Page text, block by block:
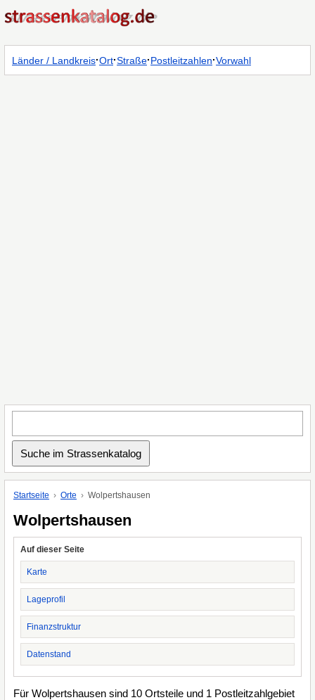
Länder / Landkreis·Ort·Straße·Postleitzahlen·Vorwahl
Startseite Orte Wolpertshausen
Wolpertshausen
Auf dieser Seite
Karte
Lageprofil
Finanzstruktur
Datenstand
Für Wolpertshausen sind 10 Ortsteile und 1 Postleitzahlgebiet